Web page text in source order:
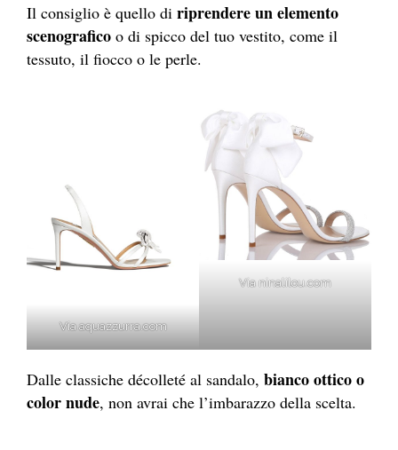
Il consiglio è quello di riprendere un elemento
scenografico o di spicco del tuo vestito, come il
tessuto, il fiocco o le perle.
Via aquazzurra.com
Via ninalilou.com
Dalle classiche décolleté al sandalo, bianco ottico o
color nude, non avrai che l’imbarazzo della scelta.